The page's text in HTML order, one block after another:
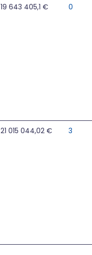
19 643 405,1 € 0
21 015 044,02 € 3